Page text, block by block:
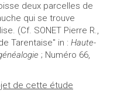
deux parcelles de
qui se trouve
(Cf. SONET Pierre R.,
Tarentaise" in : Haute-
; Numéro 66,
de cette étude